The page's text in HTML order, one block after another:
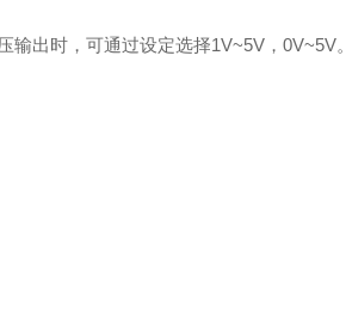
出时，可通过设定选择1V~5V，0V~5V。